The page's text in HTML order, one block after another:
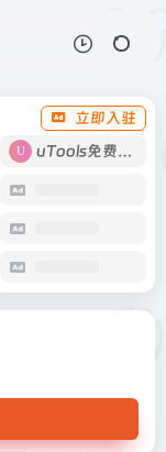
立即入驻
uTools免费工具箱